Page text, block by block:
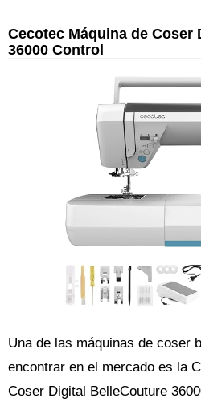
Cecotec Máquina de Coser
36000 Control
Una de las máquinas de coser
encontrar en el mercado es la
Coser Digital BelleCouture